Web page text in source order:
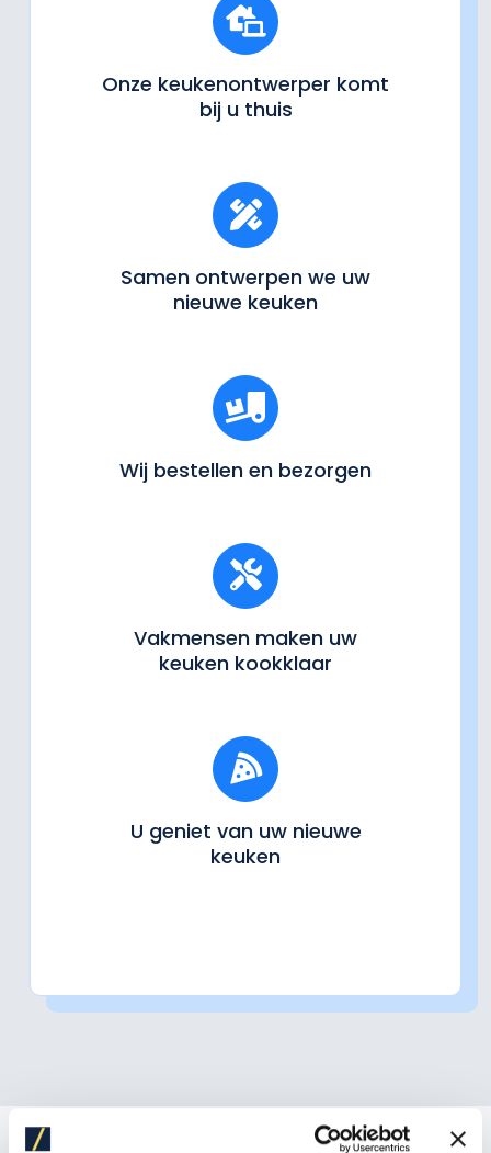
Onze keukenontwerper komt
bij u thuis
Samen ontwerpen we uw
nieuwe keuken
Wij bestellen en bezorgen
Vakmensen maken uw
keuken kookklaar
U geniet van uw nieuwe
keuken